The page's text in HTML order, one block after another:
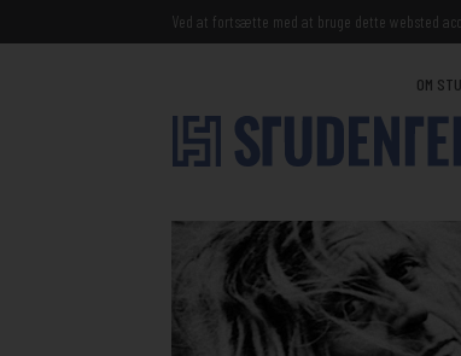
Ved at fortsætte med at bruge dette websted
OM